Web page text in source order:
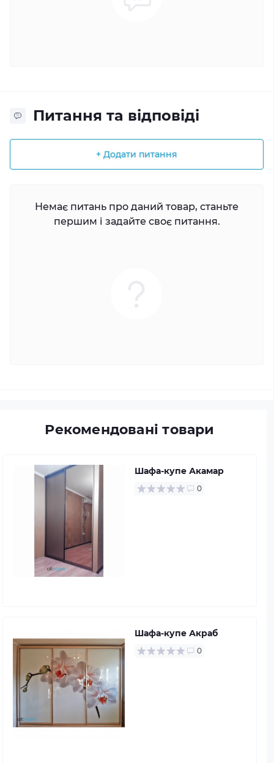
Питання та відповіді
+ Додати питання
Немає питань про даний товар, станьте
першим і задайте своє питання.
Рекомендовані товари
Шафа-купе Акамар
0
Шафа-купе Акраб
0